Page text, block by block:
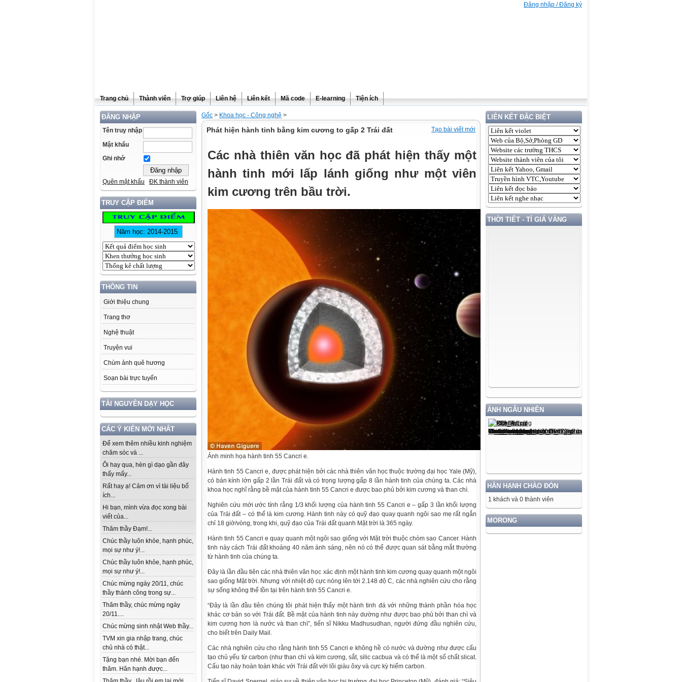
Đăng nhập / Đăng ký
Trang chủ Thành viên Trợ giúp Liên hệ Liên kết Mã code E-learning Tiện ích
ĐĂNG NHẬP
Tên truy nhập
Mật khẩu
Ghi nhớ
Quên mật khẩu ĐK thành viên
TRUY CẬP ĐIỂM
THÔNG TIN
Giới thiệu chung
Trang thơ
Nghệ thuật
Truyện vui
Chùm ảnh quê hương
Soạn bài trực tuyến
TÀI NGUYÊN DẠY HỌC
CÁC Ý KIẾN MỚI NHẤT
Để xem thêm nhiều kinh nghiệm
chăm sóc và ...
Ôi hay qua, hèn gì dạo gần đây
thấy mấy...
Rất hay ạ! Cảm ơn vì tài liệu bổ
ích...
Hi bạn, mình vừa đọc xong bài
viết của...
Thăm thầy Đạm!...
Chúc thầy luôn khỏe, hạnh phúc,
mọi sự như ý!...
Chúc thầy luôn khỏe, hạnh phúc,
mọi sự như ý!...
Chúc mừng ngày 20/11, chúc
thầy thành công trong sự...
Thăm thầy, chúc mừng ngày
20/11....
Chúc mừng sinh nhật Web thầy...
TVM xin gia nhập trang, chúc
chủ nhà có thật...
Tặng bạn nhé. Mời bạn đến
thăm. Hân hạnh được...
LIÊN KẾT ĐẶC BIỆT
THỜI TIẾT - TỈ GIÁ VÀNG
ẢNH NGẪU NHIÊN
HÂN HẠNH CHÀO ĐÓN
1 khách và 0 thành viên
MORONG
Gốc > Khoa học - Công nghệ >
Tạo bài viết mới
Phát hiện hành tinh bằng kim cương to gấp 2 Trái đất
Các nhà thiên văn học đã phát hiện thấy một
hành tinh mới lấp lánh giống như một viên
kim cương trên bầu trời.
Ảnh minh họa hành tinh 55 Cancri e.
Hành tinh 55 Cancri e, được phát hiện bởi các nhà thiên văn học thuộc trường đại học Yale (Mỹ),
có bán kính lớn gấp 2 lần Trái đất và có trọng lượng gấp 8 lần hành tinh của chúng ta. Các nhà
khoa học nghĩ rằng bề mặt của hành tinh 55 Cancri e được bao phủ bởi kim cương và than chì.
Nghiên cứu mới ước tính rằng 1/3 khối lượng của hành tinh 55 Cancri e – gấp 3 lần khối lượng
của Trái đất – có thể là kim cương. Hành tinh này có quỹ đạo quay quanh ngôi sao mẹ rất ngắn
chỉ 18 giờ/vòng, trong khi, quỹ đạo của Trái đất quanh Mặt trời là 365 ngày.
Hành tinh 55 Cancri e quay quanh một ngôi sao giống với Mặt trời thuộc chòm sao Cancer. Hành
tinh này cách Trái đất khoảng 40 năm ánh sáng, nên nó có thể được quan sát bằng mắt thường
từ hành tinh của chúng ta.
Đây là lần đầu tiên các nhà thiên văn học xác định một hành tinh kim cương quay quanh một ngôi
sao giống Mặt trời. Nhưng với nhiệt độ cực nóng lên tới 2.148 độ C, các nhà nghiên cứu cho rằng
sự sống không thể tồn tại trên hành tinh 55 Cancri e.
“Đây là lần đầu tiên chúng tôi phát hiện thấy một hành tinh đá với những thành phần hóa học
khác cơ bản so với Trái đất. Bề mặt của hành tinh này dường như được bao phủ bởi than chì và
kim cương hơn là nước và than chì”, tiến sĩ Nikku Madhusudhan, người đứng đầu nghiên cứu,
cho biết trên Daily Mail.
Các nhà nghiên cứu cho rằng hành tinh 55 Cancri e không hề có nước và dường như được cấu
tạo chủ yếu từ carbon (như than chì và kim cương, sắt, silic cacbua và có thể là một số chất slicat.
Cấu tạo này hoàn toàn khác với Trái đất với lõi giàu ôxy và cực kỳ hiếm carbon.